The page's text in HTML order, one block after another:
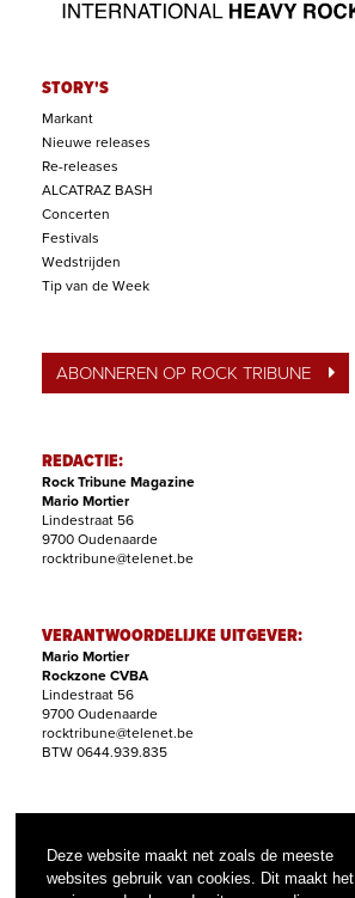
Deze website maakt net zoals de meeste
websites gebruik van cookies. Dit maakt het
STORY'S
Markant
Nieuwe releases
Re-releases
ALCATRAZ BASH
Concerten
Festivals
Wedstrijden
Tip van de Week
ABONNEREN OP ROCK TRIBUNE
REDACTIE:
Rock Tribune Magazine
Mario Mortier
Lindestraat 56
9700 Oudenaarde
rocktribune@telenet.be
VERANTWOORDELIJKE UITGEVER:
Mario Mortier
Rockzone CVBA
Lindestraat 56
9700 Oudenaarde
rocktribune@telenet.be
BTW 0644.939.835
Filip Nollet
abonnementen@rock-tribune.com